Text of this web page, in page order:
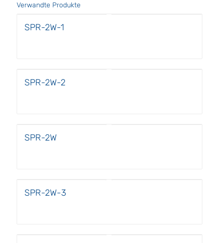
Verwandte Produkte
SPR-2W-1
SPR-2W-2
SPR-2W
SPR-2W-3